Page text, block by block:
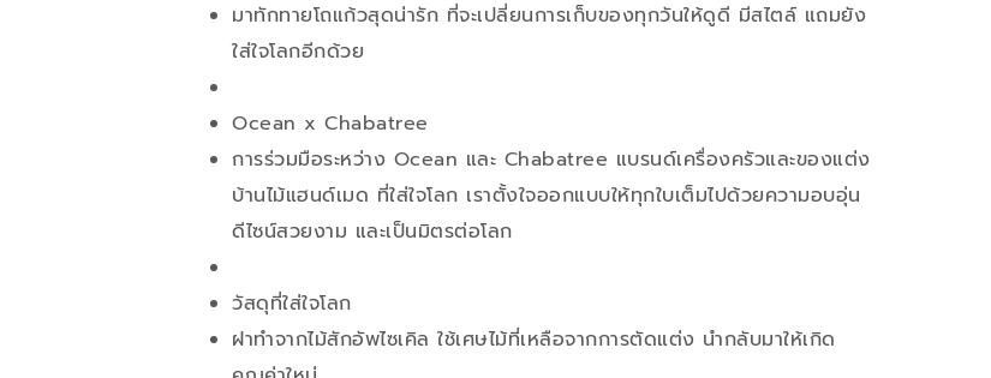
มาทักทายโถแก้วสุดน่ารัก ที่จะเปลี่ยนการเก็บของทุกวันให้ดูดี มีสไตล์ แถมยัง
ใส่ใจโลกอีกด้วย
Ocean x Chabatree
การร่วมมือระหว่าง Ocean และ Chabatree แบรนด์เครื่องครัวและของแต่ง
บ้านไม้แฮนด์เมด ที่ใส่ใจโลก เราตั้งใจออกแบบให้ทุกใบเต็มไปด้วยความอบอุ่น
ดีไซน์สวยงาม และเป็นมิตรต่อโลก
วัสดุที่ใส่ใจโลก
ฝาทำจากไม้สักอัพไซเคิล ใช้เศษไม้ที่เหลือจากการตัดแต่ง นำกลับมาให้เกิด